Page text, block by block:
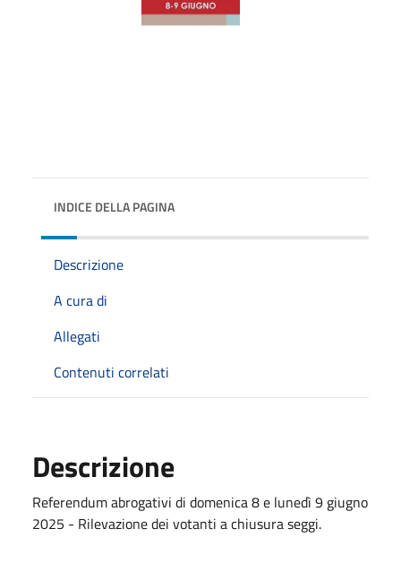
INDICE DELLA PAGINA
Descrizione
A cura di
Allegati
Contenuti correlati
Descrizione
Referendum abrogativi di domenica 8 e lunedì 9 giugno
2025 - Rilevazione dei votanti a chiusura seggi.